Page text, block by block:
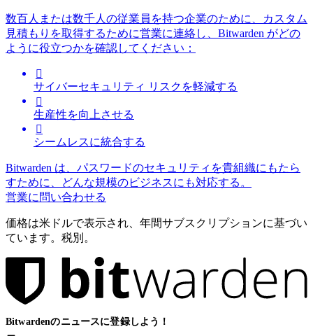
数百人または数千人の従業員を持つ企業のために、カスタム
見積もりを取得するために営業に連絡し、Bitwarden がどの
ように役立つかを確認してください：

サイバーセキュリティ リスクを軽減する

生産性を向上させる

シームレスに統合する
Bitwarden は、パスワードのセキュリティを貴組織にもたら
すために、どんな規模のビジネスにも対応する。
営業に問い合わせる
価格は米ドルで表示され、年間サブスクリプションに基づい
ています。税別。
Bitwardenのニュースに登録しよう！